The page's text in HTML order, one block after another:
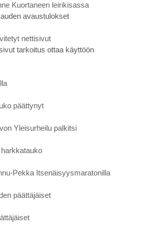
Kuortaneen leirikisassa
avaustulokset
nettisivut
tarkoitus ottaa käyttöön
päättynyt
Yleisurheilu palkitsi
Pekka Itsenäisyysmaratonilla
päättäjäiset